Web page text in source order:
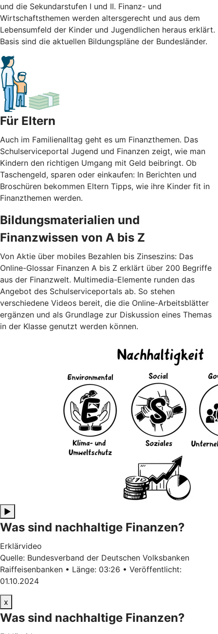
und die Sekundarstufen I und II. Finanz- und
Wirtschaftsthemen werden altersgerecht und aus dem
Lebensumfeld der Kinder und Jugendlichen heraus erklärt.
Basis sind die aktuellen Bildungspläne der Bundesländer.
Für Eltern
Auch im Familienalltag geht es um Finanzthemen. Das
Schulserviceportal Jugend und Finanzen zeigt, wie man
Kindern den richtigen Umgang mit Geld beibringt. Ob
Taschengeld, sparen oder einkaufen: In Berichten und
Broschüren bekommen Eltern Tipps, wie ihre Kinder fit in
Finanzthemen werden.
Bildungsmaterialien und
Finanzwissen von A bis Z
Von Aktie über mobiles Bezahlen bis Zinseszins: Das
Online-Glossar Finanzen A bis Z erklärt über 200 Begriffe
aus der Finanzwelt. Multimedia-Elemente runden das
Angebot des Schulserviceportals ab. So stehen
verschiedene Videos bereit, die die Online-Arbeitsblätter
ergänzen und als Grundlage zur Diskussion eines Themas
in der Klasse genutzt werden können.
▶
Was sind nachhaltige Finanzen?
Erklärvideo
Quelle: Bundesverband der Deutschen Volksbanken
Raiffeisenbanken • Länge: 03:26 • Veröffentlicht:
01.10.2024
x
Was sind nachhaltige Finanzen?